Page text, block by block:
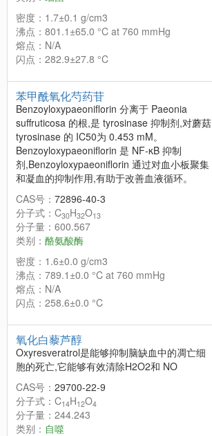
密度：1.7±0.1 g/cm3
沸点：801.1±65.0 °C at 760 mmHg
熔点：N/A
闪点：282.9±27.8 °C
苯甲酰氧化芍药苷
Benzoyloxypaeoniflorin 分离于 Paeonia
suffruticosa 的根,是 tyrosinase 抑制剂,对蘑菇
tyrosinase 的 IC50为 0.453 mM。
Benzoyloxypaeoniflorin 是 NF-κB 抑制
剂,Benzoyloxypaeoniflorin 通过对血小板聚集
和凝血的抑制作用,有助于改善血液循环。
CAS号： 72896-40-3
分子式：C30H32O13
分子量：600.567
类别： 酪氨酸酶
密度：1.6±0.0 g/cm3
沸点：789.1±0.0 °C at 760 mmHg
熔点：N/A
闪点：258.6±0.0 °C
氧化白藜芦醇
Oxyresveratrol是能够抑制脑缺血中的凋亡细
胞的死亡,它能够有效清除H2O2和 NO
CAS号： 29700-22-9
分子式：C14H12O4
分子量：244.243
类别： 自噬